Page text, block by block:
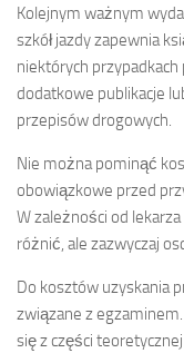
Kolejnym ważnym
szkół jazdy zapewnia
niektórych
dodatkowe publikacje
przepisów drogowych.
Nie można pominąć
obowiązkowe przed
W zależności od
różnić, ale zazwyczaj
Do kosztów uzyskania
związane z
się z części